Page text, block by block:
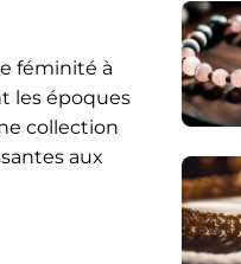
féminité à
les époques
collection
aux